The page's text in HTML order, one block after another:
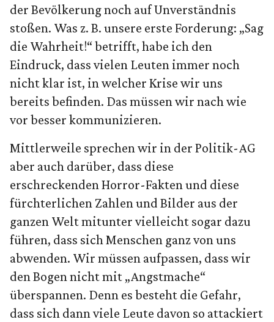
der Bevölkerung noch auf Unverständnis
stoßen. Was z. B. unsere erste Forderung: „Sag
die Wahrheit!“ betrifft, habe ich den
Eindruck, dass vielen Leuten immer noch
nicht klar ist, in welcher Krise wir uns
bereits befinden. Das müssen wir nach wie
vor besser kommunizieren.
Mittlerweile sprechen wir in der Politik-AG
aber auch darüber, dass diese
erschreckenden Horror-Fakten und diese
fürchterlichen Zahlen und Bilder aus der
ganzen Welt mitunter vielleicht sogar dazu
führen, dass sich Menschen ganz von uns
abwenden. Wir müssen aufpassen, dass wir
den Bogen nicht mit „Angstmache“
überspannen. Denn es besteht die Gefahr,
dass sich dann viele Leute davon so attackiert